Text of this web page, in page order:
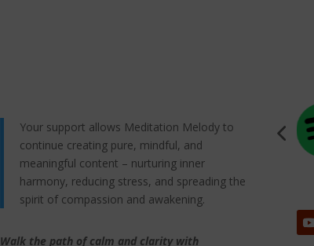
Your support allows Meditation Melody to
continue creating pure, mindful, and
meaningful content – nurturing inner
harmony, reducing stress, and spreading the
spirit of compassion and awakening.
Walk the path of calm and clarity with